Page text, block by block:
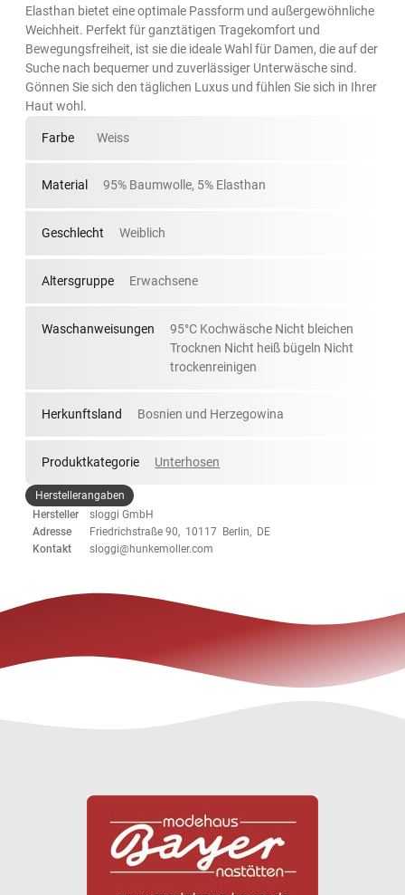
Elasthan bietet eine optimale Passform und außergewöhnliche
Weichheit. Perfekt für ganztätigen Tragekomfort und
Bewegungsfreiheit, ist sie die ideale Wahl für Damen, die auf der
Suche nach bequemer und zuverlässiger Unterwäsche sind.
Gönnen Sie sich den täglichen Luxus und fühlen Sie sich in Ihrer
Haut wohl.
Farbe Weiss
Material 95% Baumwolle, 5% Elasthan
Geschlecht Weiblich
Altersgruppe Erwachsene
Waschanweisungen
95°C Kochwäsche Nicht bleichen
Trocknen Nicht heiß bügeln Nicht
trockenreinigen
Herkunftsland Bosnien und Herzegowina
Produktkategorie Unterhosen
Herstellerangaben
Hersteller
sloggi GmbH
Adresse
Friedrichstraße 90, 10117 Berlin, DE
Kontakt
sloggi@hunkemoller.com